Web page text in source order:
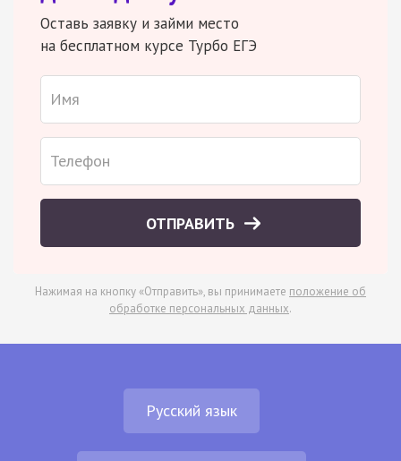
Оставь заявку и займи место
на бесплатном курсе Турбо ЕГЭ
ОТПРАВИТЬ
Нажимая на кнопку «Отправить», вы принимаете положение об
обработке персональных данных.
Русский язык